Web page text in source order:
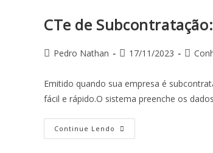
CTe de
Pedro Nathan 17/11/2023
Emitido quando sua empresa é
fácil e rápido.O sistema preenche os
Continue Lendo